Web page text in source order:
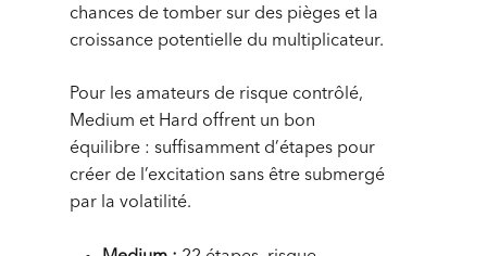
chances de tomber sur des pièges et la
croissance potentielle du multiplicateur.
Pour les amateurs de risque contrôlé,
Medium et Hard offrent un bon
équilibre : suffisamment d’étapes pour
créer de l’excitation sans être submergé
par la volatilité.